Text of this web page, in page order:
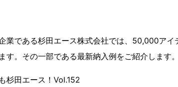
業である杉田エース株式会社では、50,000アイ
。その一部である最新納入例をご紹介します。
杉田エース！Vol.152